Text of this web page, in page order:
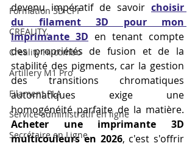
Formation 3D CPF
CREALITY,
Creality Hi combo
Artillery M1 Pro
Filament PLA
Service administratif en ligne
Secrétaire en Ligne
devenu impératif de savoir choisir
du filament 3D pour mon
imprimante 3D en tenant compte
des propriétés de fusion et de la
stabilité des pigments, car la gestion
des transitions chromatiques
automatiques exige une
Acheter une imprimante 3D
multicouleurs en 2026, c'est s'offrir